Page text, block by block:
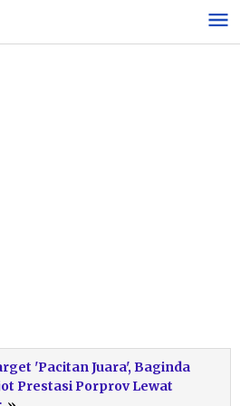
'Pacitan Juara', Baginda
Prestasi Porprov Lewat